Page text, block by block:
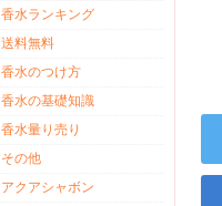
香水ランキング
送料無料
香水のつけ方
香水の基礎知識
香水量り売り
その他
アクアシャボン